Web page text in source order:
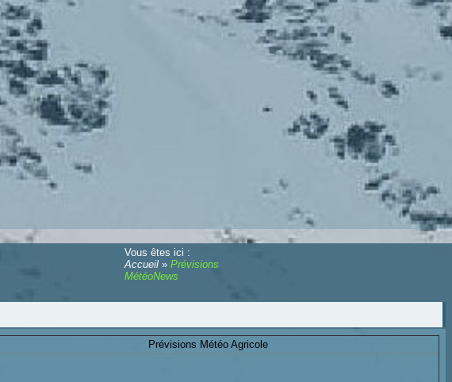
Vous êtes ici :
Accueil»Prévisions
MétéoNews
Prévisions Météo Agricole